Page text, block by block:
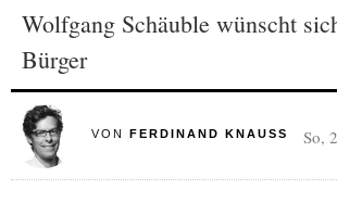
Wolfgang Schäuble wünscht
Bürger
VON FERDINAND KNAUSS So,